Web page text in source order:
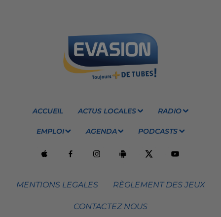
ACCUEIL ACTUS LOCALES RADIO
EMPLOI AGENDA PODCASTS
MENTIONS LEGALES RÈGLEMENT DES JEUX
CONTACTEZ NOUS